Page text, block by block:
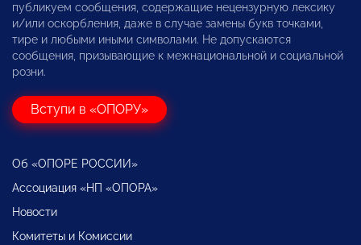
публикуем сообщения, содержащие нецензурную лексику
и/или оскорбления, даже в случае замены букв точками,
тире и любыми иными символами. Не допускаются
сообщения, призывающие к межнациональной и социальной
розни.
Вступи в «ОПОРУ»
Об «ОПОРЕ РОССИИ»
Ассоциация «НП «ОПОРА»
Новости
Комитеты и Комиссии